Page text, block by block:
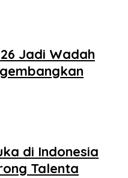
Jadi Wadah
di Indonesia
Talenta